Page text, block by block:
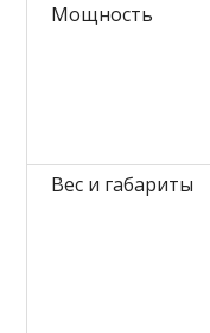
Мощность
Вес и габариты